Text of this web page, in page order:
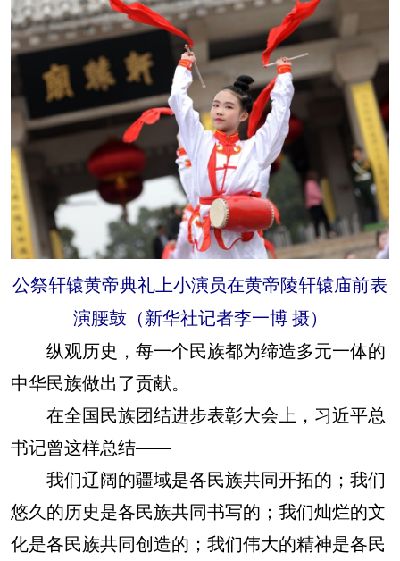
公祭轩辕黄帝典礼上小演员在黄帝陵轩辕庙前表
演腰鼓（新华社记者李一博 摄）
纵观历史，每一个民族都为缔造多元一体的
中华民族做出了贡献。
在全国民族团结进步表彰大会上，习近平总
书记曾这样总结——
我们辽阔的疆域是各民族共同开拓的；我们
悠久的历史是各民族共同书写的；我们灿烂的文
化是各民族共同创造的；我们伟大的精神是各民